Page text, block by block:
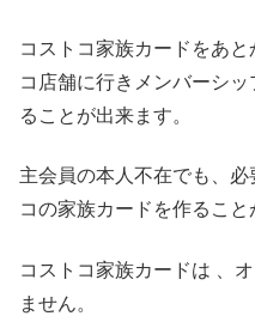
コストコ家族カードをあ
コ店舗に行きメンバーシ
ることが出来ます。
主会員の本人不在でも、
コの家族カードを作ること
コストコ家族カードは 、
ません。